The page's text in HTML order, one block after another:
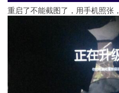
重启了不能截图了，用手机照张